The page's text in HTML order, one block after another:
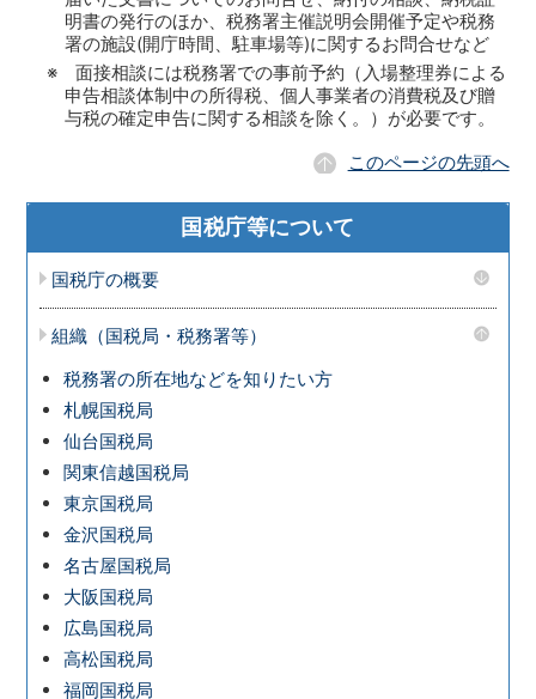
明書の発行のほか、税務署主催説明会開催予定や税務
署の施設(開庁時間、駐車場等)に関するお問合せなど
※ 面接相談には税務署での事前予約（入場整理券による
申告相談体制中の所得税、個人事業者の消費税及び贈
与税の確定申告に関する相談を除く。）が必要です。
このページの先頭へ
国税庁等について
国税庁の概要
組織（国税局・税務署等）
税務署の所在地などを知りたい方
札幌国税局
仙台国税局
関東信越国税局
東京国税局
金沢国税局
名古屋国税局
大阪国税局
広島国税局
高松国税局
福岡国税局